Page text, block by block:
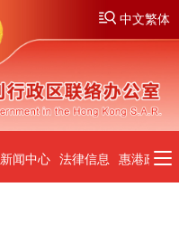
中文繁体
新闻中心 法律信息 惠港政策